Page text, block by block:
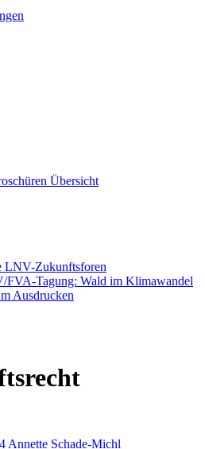
Übersicht
LNV-Zukunftsforen
Tagung: Wald im Klimawandel
Ausdrucken
Annette Schade-Michl